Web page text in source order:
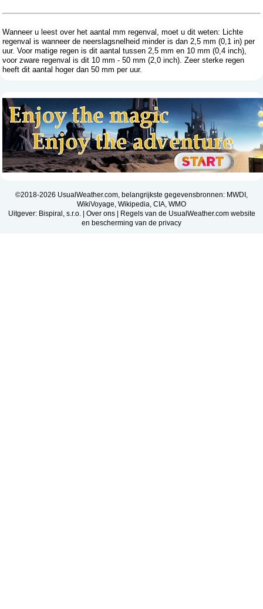
Wanneer u leest over het aantal mm regenval, moet u dit weten: Lichte
regenval is wanneer de neerslagsnelheid minder is dan 2,5 mm (0,1 in) per
uur. Voor matige regen is dit aantal tussen 2,5 mm en 10 mm (0,4 inch),
voor zware regenval is dit 10 mm - 50 mm (2,0 inch). Zeer sterke regen
heeft dit aantal hoger dan 50 mm per uur.
©2018-2026 UsualWeather.com, belangrijkste gegevensbronnen: MWDI,
WikiVoyage, Wikipedia, CIA, WMO
Uitgever: Bispiral, s.r.o. | Over ons| Regels van de UsualWeather.com website
en bescherming van de privacy